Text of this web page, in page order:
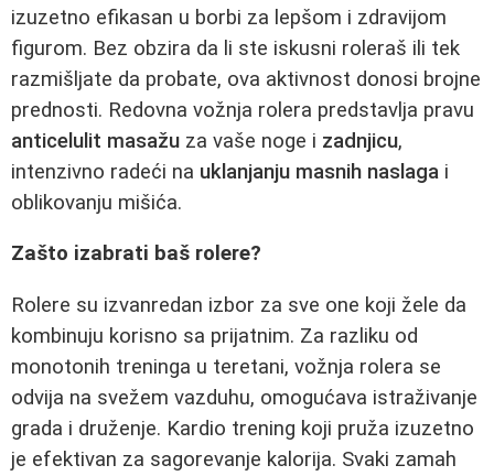
izuzetno efikasan u borbi za lepšom i zdravijom
figurom. Bez obzira da li ste iskusni roleraš ili tek
razmišljate da probate, ova aktivnost donosi brojne
prednosti. Redovna vožnja rolera predstavlja pravu
anticelulit masažu za vaše noge i zadnjicu,
intenzivno radeći na uklanjanju masnih naslaga i
oblikovanju mišića.
Zašto izabrati baš rolere?
Rolere su izvanredan izbor za sve one koji žele da
kombinuju korisno sa prijatnim. Za razliku od
monotonih treninga u teretani, vožnja rolera se
odvija na svežem vazduhu, omogućava istraživanje
grada i druženje. Kardio trening koji pruža izuzetno
je efektivan za sagorevanje kalorija. Svaki zamah